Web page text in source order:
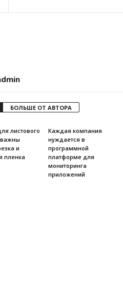
БОЛЬШЕ ОТ АВТОРА
листового
и
пленка
Каждая компания
нуждается в
программной
платформе для
мониторинга
приложений